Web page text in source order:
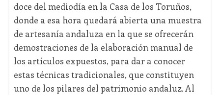
doce del mediodía en la Casa de los Toruños,
donde a esa hora quedará abierta una muestra
de artesanía andaluza en la que se ofrecerán
demostraciones de la elaboración manual de
los artículos expuestos, para dar a conocer
estas técnicas tradicionales, que constituyen
uno de los pilares del patrimonio andaluz. Al